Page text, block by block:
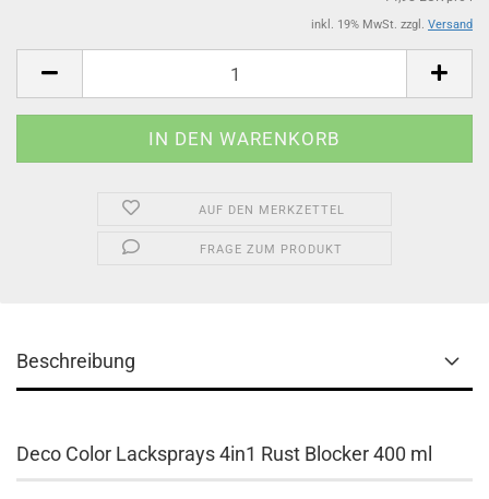
inkl. 19% MwSt. zzgl. Versand
AUF DEN MERKZETTEL
FRAGE ZUM PRODUKT
Beschreibung
Deco Color Lacksprays 4in1 Rust Blocker 400 ml